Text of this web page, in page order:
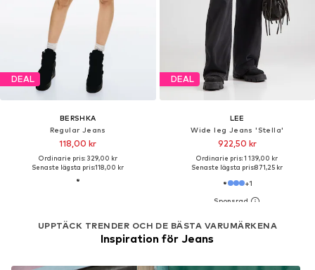
DEAL
BERSHKA
Regular Jeans
118,00 kr
Ordinarie pris: 329,00 kr
Senaste lägsta pris:118,00 kr
DEAL
LEE
Wide leg Jeans 'Stella'
922,50 kr
Ordinarie pris: 1 139,00 kr
Senaste lägsta pris:871,25 kr
+1
UPPTÄCK TRENDER OCH DE BÄSTA VARUMÄRKENA
Inspiration för Jeans